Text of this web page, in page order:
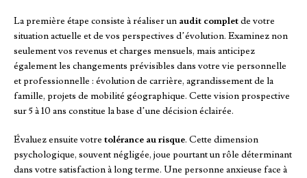
La première étape consiste à réaliser un audit completde votre
situation actuelle et de vos perspectives d’évolution. Examinez non
seulement vos revenus et charges mensuels, mais anticipez
également les changements prévisibles dans votre vie personnelle
et professionnelle : évolution de carrière, agrandissement de la
famille, projets de mobilité géographique. Cette vision prospective
sur 5 à 10 ans constitue la base d’une décision éclairée.
Évaluez ensuite votre tolérance au risque. Cette dimension
psychologique, souvent négligée, joue pourtant un rôle déterminant
dans votre satisfaction à long terme. Une personne anxieuse face à